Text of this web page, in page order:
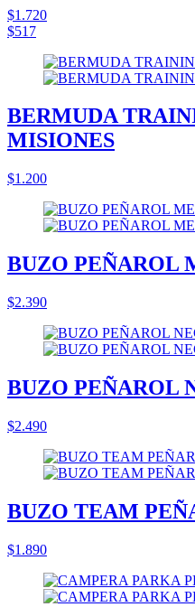
$1.720
$517
BERMUDA
MISIONES
$1.200
BUZO PEÑAROL
$2.390
BUZO PEÑAROL
$2.490
BUZO TEAM
$1.890